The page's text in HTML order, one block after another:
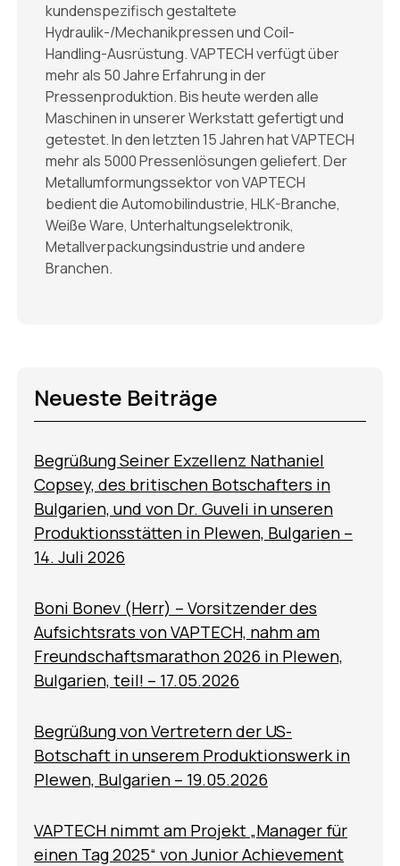
kundenspezifisch gestaltete
Hydraulik-/Mechanikpressen und Coil-
Handling-Ausrüstung. VAPTECH verfügt über
mehr als 50 Jahre Erfahrung in der
Pressenproduktion. Bis heute werden alle
Maschinen in unserer Werkstatt gefertigt und
getestet. In den letzten 15 Jahren hat VAPTECH
mehr als 5000 Pressenlösungen geliefert. Der
Metallumformungssektor von VAPTECH
bedient die Automobilindustrie, HLK-Branche,
Weiße Ware, Unterhaltungselektronik,
Metallverpackungsindustrie und andere
Branchen.
Neueste Beiträge
Begrüßung Seiner Exzellenz Nathaniel
Copsey, des britischen Botschafters in
Bulgarien, und von Dr. Guveli in unseren
Produktionsstätten in Plewen, Bulgarien –
14. Juli 2026
Boni Bonev (Herr) – Vorsitzender des
Aufsichtsrats von VAPTECH, nahm am
Freundschaftsmarathon 2026 in Plewen,
Bulgarien, teil! – 17.05.2026
Begrüßung von Vertretern der US-
Botschaft in unserem Produktionswerk in
Plewen, Bulgarien – 19.05.2026
VAPTECH nimmt am Projekt „Manager für
einen Tag 2025“ von Junior Achievement